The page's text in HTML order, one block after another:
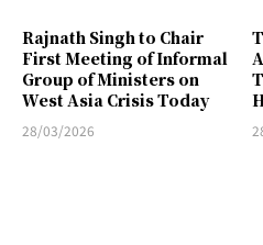
Rajnath Singh to Chair
First Meeting of Informal
Group of Ministers on
West Asia Crisis Today
28/03/2026